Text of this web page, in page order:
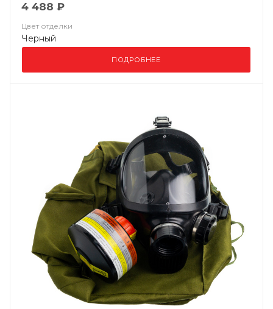
4 488 ₽
Цвет отделки
Черный
ПОДРОБНЕЕ